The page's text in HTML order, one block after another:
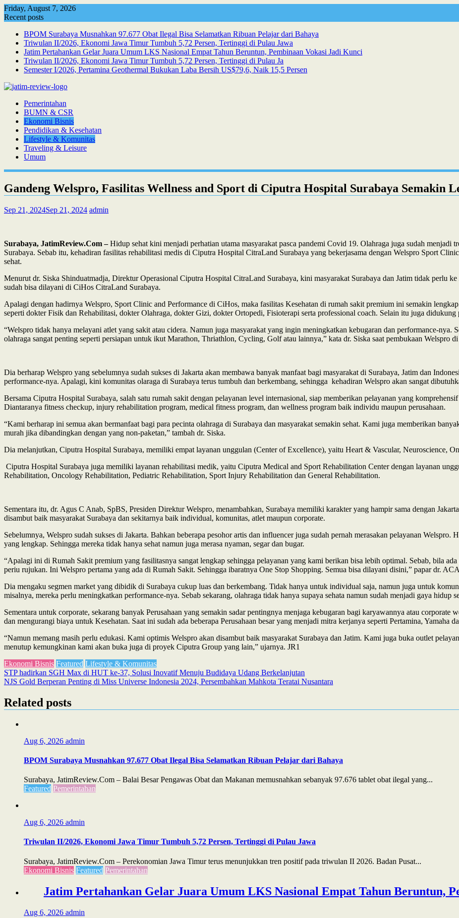
Skip
to
Friday, August 7, 2026
Recent posts
BPOM Surabaya Musnahkan 97.677 Obat Ilegal Bisa Selamatkan Ribuan Pelajar dari Bahaya
Triwulan II/2026, Ekonomi Jawa Timur Tumbuh 5,72 Persen, Tertinggi di Pulau Jawa
Jatim Pertahankan Gelar Juara Umum LKS Nasional Empat Tahun Beruntun, Pembinaan Vokasi Jadi Kunci
Triwulan II/2026, Ekonomi Jawa Timur Tumbuh 5,72 Persen, Tertinggi di Pulau Ja
Semester I/2026, Pertamina Geothermal Bukukan Laba Bersih US$79,6, Naik 15,5 Persen
Pemerintahan
BUMN & CSR
Ekonomi Bisnis
Pendidikan & Kesehatan
Lifestyle & Komunitas
Traveling & Leisure
Umum
Gandeng Welspro, Fasilitas Wellness and Sport di Ciputra Hospital Surabaya Semakin
Sep 21, 2024Sep 21, 2024 admin
Surabaya, JatimReview.Com –Hidup sehat kini menjadi perhatian utama masyarakat pasca pandemi Covid 19. Olahraga juga sudah menjadi
Surabaya. Sebab itu, kehadiran fasilitas rehabilitasi medis di Ciputra Hospital CitraLand Surabaya yang bekerjasama dengan Welspro Sport
sehat.
Menurut dr. Siska Shinduatmadja, Direktur Operasional Ciputra Hospital CitraLand Surabaya, kini masyarakat Surabaya dan Jatim tidak perlu ke
sudah bisa dilayani di CiHos CitraLand Surabaya.
Apalagi dengan hadirnya Welspro, Sport Clinic and Performance di CiHos, maka fasilitas Kesehatan di rumah sakit premium ini semakin
seperti dokter Fisik dan Rehabilitasi, dokter Olahraga, dokter Gizi, dokter Ortopedi, Fisioterapi serta professional coach. Selain itu juga
“Welspro tidak hanya melayani atlet yang sakit atau cidera. Namun juga masyarakat yang ingin meningkatkan kebugaran dan performance-nya.
olahraga sangat penting seperti persiapan untuk ikut Marathon, Thriathlon, Cycling, Golf atau lainnya,” kata dr. Siska saat pembukaan Welspro
Dia berharap Welspro yang sebelumnya sudah sukses di Jakarta akan membawa banyak manfaat bagi masyarakat di Surabaya, Jatim dan
performance-nya. Apalagi, kini komunitas olaraga di Surabaya terus tumbuh dan berkembang, sehingga kehadiran Welspro akan sangat
Bersama Ciputra Hospital Surabaya, salah satu rumah sakit dengan pelayanan level internasional, siap memberikan pelayanan yang
Diantaranya fitness checkup, injury rehabilitation program, medical fitness program, dan wellness program baik individu maupun perusahaan.
“Kami berharap ini semua akan bermanfaat bagi para pecinta olahraga di Surabaya dan masyarakat semakin sehat. Kami juga memberikan
murah jika dibandingkan dengan yang non-paketan,” tambah dr. Siska.
Dia melanjutkan, Ciputra Hospital Surabaya, memiliki empat layanan unggulan (Center of Excellence), yaitu Heart & Vascular, Neuroscience,
Ciputra Hospital Surabaya juga memiliki layanan rehabilitasi medik, yaitu Ciputra Medical and Sport Rehabilitation Center dengan layanan
Rehabilitation, Oncology Rehabilitation, Pediatric Rehabilitation, Sport Injury Rehabilitation dan General Rehabilitation.
Sementara itu, dr. Agus C Anab, SpBS, Presiden Direktur Welspro, menambahkan, Surabaya memiliki karakter yang hampir sama dengan
disambut baik masyarakat Surabaya dan sekitarnya baik individual, komunitas, atlet maupun corporate.
Sebelumnya, Welspro sudah sukses di Jakarta. Bahkan beberapa pesohor artis dan influencer juga sudah pernah merasakan pelayanan
yang lengkap. Sehingga mereka tidak hanya sehat namun juga merasa nyaman, segar dan bugar.
“Apalagi ini di Rumah Sakit premium yang fasilitasnya sangat lengkap sehingga pelayanan yang kami berikan bisa lebih optimal. Sebab, bila
periu rujukan. Ini Welspro pertama yang ada di Rumah Sakit. Sehingga ibaratnya One Stop Shopping. Semua bisa dilayani disini,” papar dr.
Dia mengaku segmen market yang dibidik di Surabaya cukup luas dan berkembang. Tidak hanya untuk individual saja, namun juga untuk
misalnya, mereka perlu meningkatkan performance-nya. Sebab sekarang, olahraga tidak hanya supaya sehata namun sudah menjadi gaya hidup
Sementara untuk corporate, sekarang banyak Perusahaan yang semakin sadar pentingnya menjaga kebugaran bagi karyawannya atau
dan mengurangi biaya untuk Kesehatan. Saat ini sudah ada beberapa Perusahaan besar yang menjadi mitra kerjanya seperti Pertamina, Yamaha
“Namun memang masih perlu edukasi. Kami optimis Welspro akan disambut baik masyarakat Surabaya dan Jatim. Kami juga buka outlet
menutup kemungkinan kami akan buka juga di proyek Ciputra Group yang lain,” ujarnya. JR1
Ekonomi Bisnis Featured Lifestyle & Komunitas
Post
navigation
STP hadirkan SGH Max di HUT ke-37, Solusi Inovatif Menuju Budidaya Udang Berkelanjutan
NJS Gold Berperan Penting di Miss Universe Indonesia 2024, Persembahkan Mahkota Teratai Nusantara
Related posts
Aug 6, 2026 admin
BPOM Surabaya Musnahkan 97.677 Obat Ilegal Bisa Selamatkan Ribuan Pelajar dari Bahaya
Surabaya, JatimReview.Com – Balai Besar Pengawas Obat dan Makanan memusnahkan sebanyak 97.676 tablet obat ilegal yang...
Featured Pemerintahan
Aug 6, 2026 admin
Triwulan II/2026, Ekonomi Jawa Timur Tumbuh 5,72 Persen, Tertinggi di Pulau Jawa
Surabaya, JatimReview.Com – Perekonomian Jawa Timur terus menunjukkan tren positif pada triwulan II 2026. Badan Pusat...
Ekonomi Bisnis Featured Pemerintahan
Jatim Pertahankan Gelar Juara Umum LKS Nasional Empat Tahun Beruntun,
Aug 6, 2026 admin